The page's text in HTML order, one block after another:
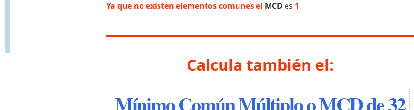
Ya que no existen elementos comunes el MCD es 1
Calcula también el:
Mínimo Común Múltiplo o MCD de 32